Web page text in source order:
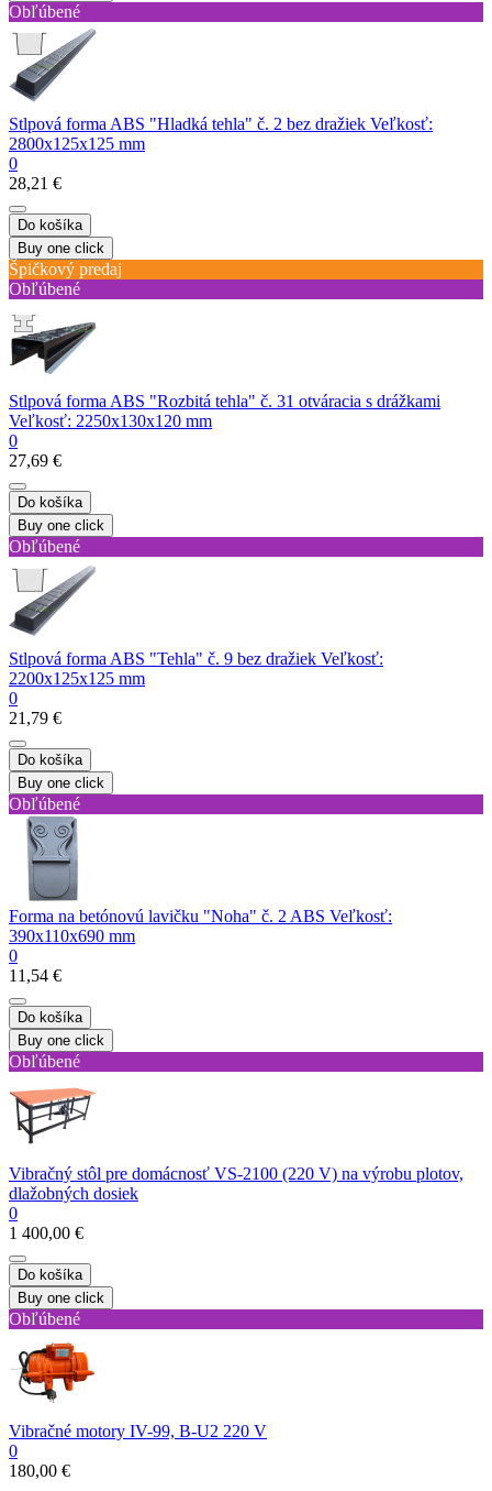
Obľúbené
Stlpová forma ABS "Hladká tehla" č. 2 bez dražiek Veľkosť:
2800х125х125 mm
0
28,21 €
Do košíka
Buy one click
Špičkový predaj
Obľúbené
Stlpová forma ABS "Rozbitá tehla" č. 31 otváracia s drážkami
Veľkosť: 2250х130х120 mm
0
27,69 €
Do košíka
Buy one click
Obľúbené
Stlpová forma ABS "Tehla" č. 9 bez dražiek Veľkosť:
2200х125х125 mm
0
21,79 €
Do košíka
Buy one click
Obľúbené
Forma na betónovú lavičku "Noha" č. 2 ABS Veľkosť:
390x110x690 mm
0
11,54 €
Do košíka
Buy one click
Obľúbené
Vibračný stôl pre domácnosť VS-2100 (220 V) na výrobu plotov,
dlažobných dosiek
0
1 400,00 €
Do košíka
Buy one click
Obľúbené
Vibračné motory IV-99, B-U2 220 V
0
180,00 €